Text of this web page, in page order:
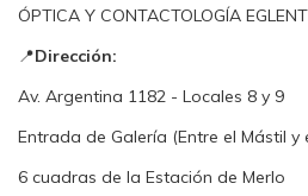
ÓPTICA Y CONTACTOLOGÍA
📍Dirección:
Av. Argentina 1182 - Locales 8 y 9
Entrada de Galería (Entre el Mástil y
6 cuadras de la Estación de Merlo